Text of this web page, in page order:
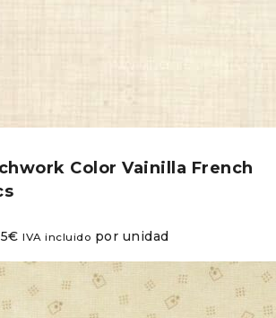
Color Vainilla French
€ IVA incluido por unidad